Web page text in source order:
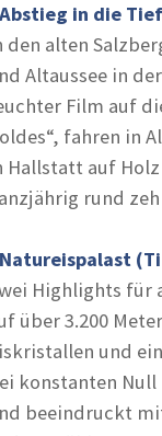
Abstieg in die
den alten
Altaussee in
Film auf
fahren in
Hallstatt auf
rund
Natureispalast
Highlights für
über 3.200
und
konstanten Null
beeindruckt